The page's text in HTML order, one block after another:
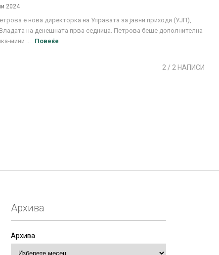
2024
е нова директорка на Управата за јавни приходи (УЈП),
на денешната прва седница. Петрова беше дополнителна
мини ...
Повеќе
2 / 2 НАПИСИ
Архива
Архива